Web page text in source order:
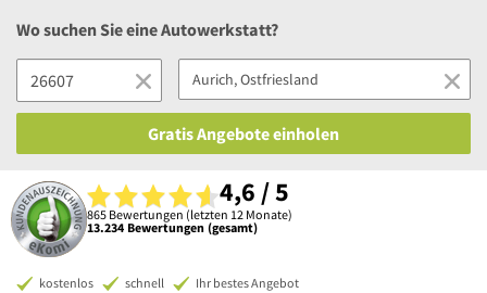
Wo suchen Sie eine Autowerkstatt?
Gratis Angebote einholen
4,6 / 5
865 Bewertungen (letzten 12 Monate)
13.234 Bewertungen (gesamt)
kostenlos schnell Ihr bestes Angebot